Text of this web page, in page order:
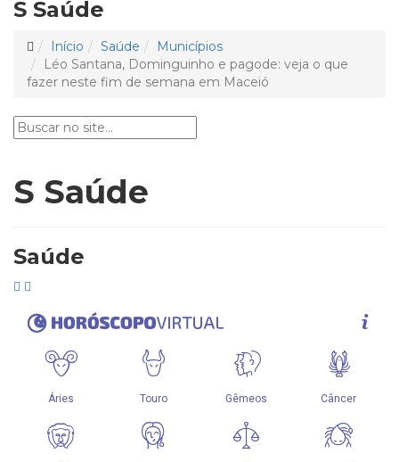
S Saúde
Início Saúde
Municípios
Léo Santana, Dominguinho e pagode: veja o que
fazer neste fim de semana em Maceió
S Saúde
Saúde